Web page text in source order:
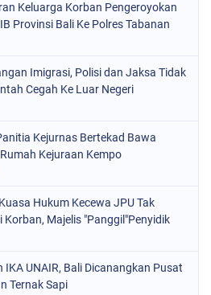
Keluarga Korban Pengeroyokan
Provinsi Bali Ke Polres Tabanan
Imigrasi, Polisi dan Jaksa Tidak
Cegah Ke Luar Negeri
Kejurnas Bertekad Bawa
Kejuraan Kempo
Hukum Kecewa JPU Tak
Korban, Majelis "Panggil"Penyidik
IKA UNAIR, Bali Dicanangkan Pusat
Ternak Sapi